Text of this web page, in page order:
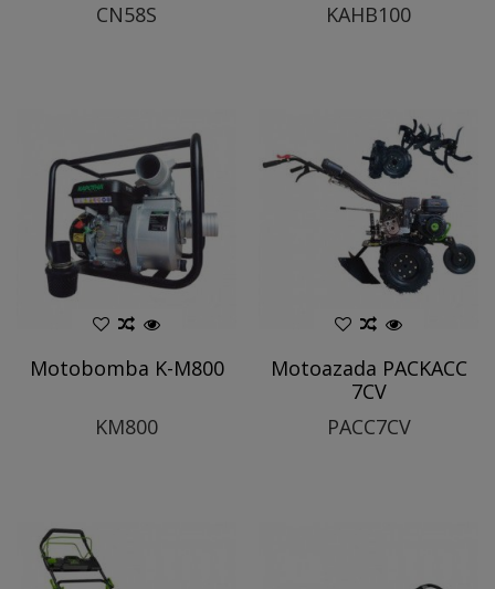
CN58S
KAHB100
Motobomba K-M800
KM800
Motoazada PACKACC
7CV
PACC7CV